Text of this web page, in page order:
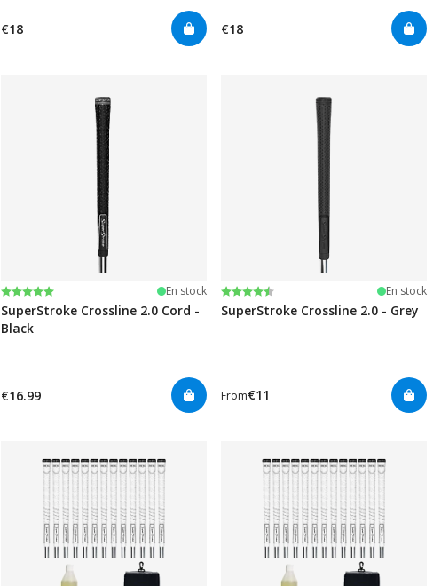
€18 €18
Note:
5.0 sur 5 étoiles En stock
SuperStroke Crossline 2.0 Cord -
Black
€16.99
Note:
4.8 sur 5 étoiles En stock
SuperStroke Crossline 2.0 - Grey
From€11